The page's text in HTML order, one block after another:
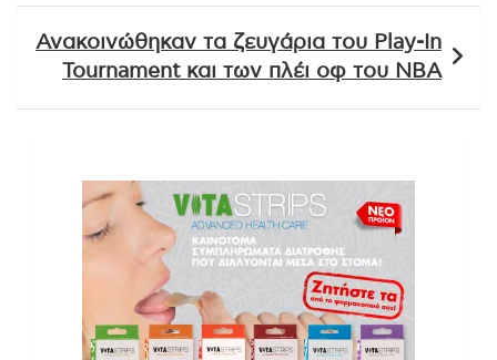
Ανακοινώθηκαν τα ζευγάρια του Play-In
Tournament και των πλέι οφ του NBA